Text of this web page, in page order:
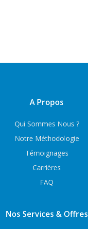
A Propos
Qui Sommes Nous ?
Notre Méthodologie
Témoignages
Carrières
FAQ
Nos Services & Offres